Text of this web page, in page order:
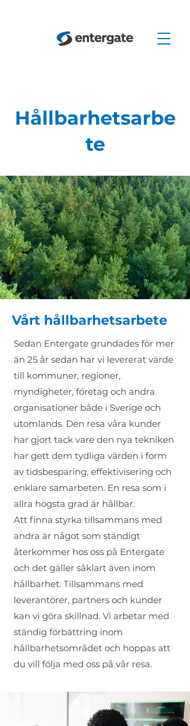
Hållbarhetsarbe
te
Vårt hållbarhetsarbete
Sedan Entergate grundades för mer
än 25 år sedan har vi levererat värde
till kommuner, regioner,
myndigheter, företag och andra
organisationer både i Sverige och
utomlands. Den resa våra kunder
har gjort tack vare den nya tekniken
har gett dem tydliga värden i form
av tidsbesparing, effektivisering och
enklare samarbeten. En resa som i
allra högsta grad är hållbar.
Att finna styrka tillsammans med
andra är något som ständigt
återkommer hos oss på Entergate
och det gäller såklart även inom
hållbarhet. Tillsammans med
leverantörer, partners och kunder
kan vi göra skillnad. Vi arbetar med
ständig förbättring inom
hållbarhetsområdet och hoppas att
du vill följa med oss på vår resa.